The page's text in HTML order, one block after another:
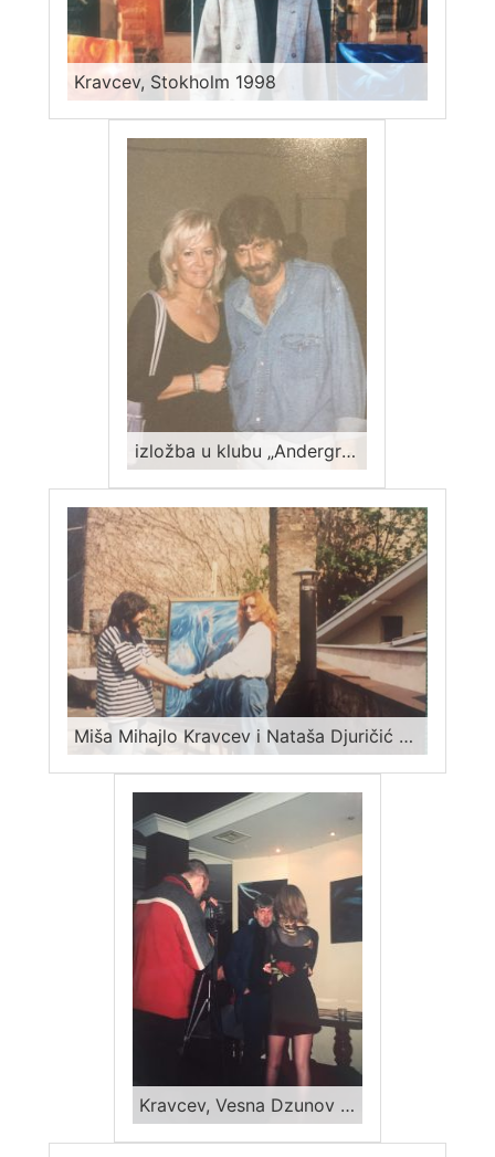
Kravcev, Stokholm 1998
izložba u klubu „Andergraund“ 2000, Slavica Simić, Miša Kravcev
Miša Mihajlo Kravcev i Nataša Djuričić oko 1992
Kravcev, Vesna Dzunov izložba „Blue“ 2001, intervju za RTS